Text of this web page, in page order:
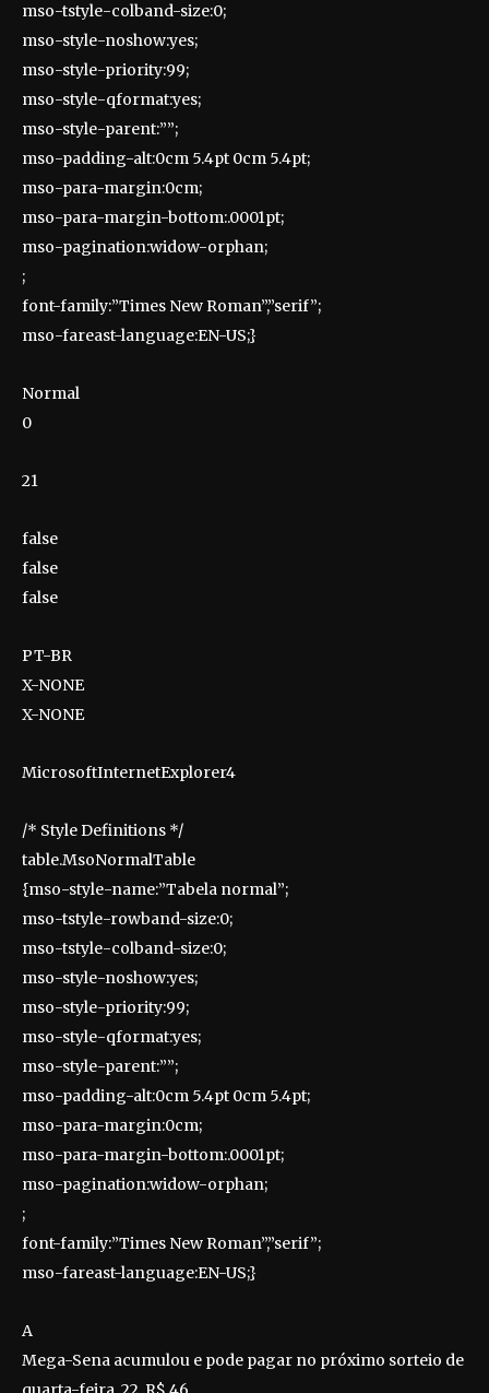
mso-tstyle-colband-size:0;
mso-style-noshow:yes;
mso-style-priority:99;
mso-style-qformat:yes;
mso-style-parent:””;
mso-padding-alt:0cm 5.4pt 0cm 5.4pt;
mso-para-margin:0cm;
mso-para-margin-bottom:.0001pt;
mso-pagination:widow-orphan;
;
font-family:”Times New Roman”,”serif”;
mso-fareast-language:EN-US;}
Normal
0
21
false
false
false
PT-BR
X-NONE
X-NONE
MicrosoftInternetExplorer4
/* Style Definitions */
table.MsoNormalTable
{mso-style-name:”Tabela normal”;
mso-tstyle-rowband-size:0;
mso-tstyle-colband-size:0;
mso-style-noshow:yes;
mso-style-priority:99;
mso-style-qformat:yes;
mso-style-parent:””;
mso-padding-alt:0cm 5.4pt 0cm 5.4pt;
mso-para-margin:0cm;
mso-para-margin-bottom:.0001pt;
mso-pagination:widow-orphan;
;
font-family:”Times New Roman”,”serif”;
mso-fareast-language:EN-US;}
A
Mega-Sena acumulou e pode pagar no próximo sorteio de